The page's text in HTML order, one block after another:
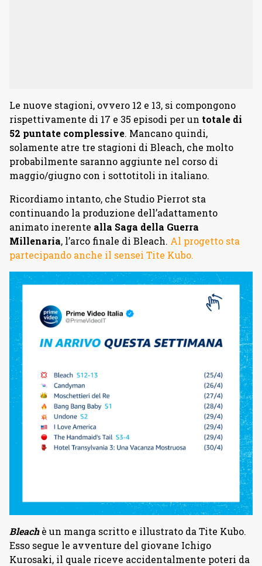
Le nuove stagioni, ovvero 12 e 13, si compongono
rispettivamente di 17 e 35 episodi per un totale di
52 puntate complessive. Mancano quindi,
solamente atre tre stagioni di Bleach, che molto
probabilmente saranno aggiunte nel corso di
maggio/giugno con i sottotitoli in italiano.
Ricordiamo intanto, che Studio Pierrot sta
continuando la produzione dell’adattamento
animato inerente alla Saga della Guerra
Millenaria, l’arco finale di Bleach. Al progetto sta
partecipando anche il sensei Tite Kubo.
Bleachè un manga scritto e illustrato da Tite Kubo.
Esso segue le avventure del giovane Ichigo
Kurosaki, il quale riceve accidentalmente poteri da